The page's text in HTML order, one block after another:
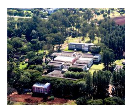
Pesquisa
Grupos de Estudo
Carreira Docente de Impacto
Ciência, Arte, Educação e
Grupo de Estudos
em Saúde com foco em
(Confluencia)